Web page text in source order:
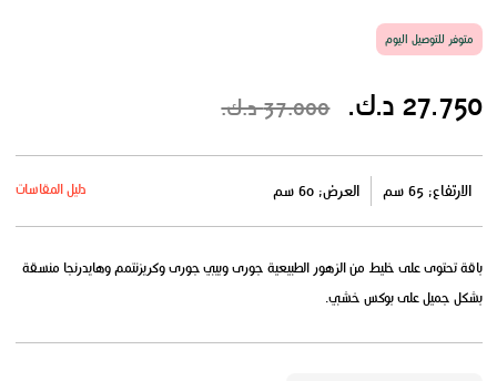
متوفر للتوصيل اليوم
27.750 د.ك. 37.000 د.ك.
الارتفاع: 65 سم العرض: 60 سم دليل المقاسات
باقة تحتوى على خليط من الزهور الطبيعية جورى وبيبي جورى وكريزنتمم وهايدرنجا منسقة
بشكل جميل على بوكس خشبي.